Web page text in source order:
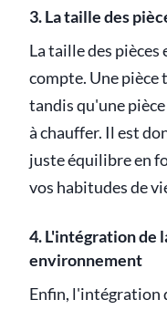
3. La taille des
La taille des pièces
compte. Une
tandis qu'une
à chauffer. Il est
juste équilibre en
vos habitudes de
4. L'intégration de
environnement
Enfin, l'intégration